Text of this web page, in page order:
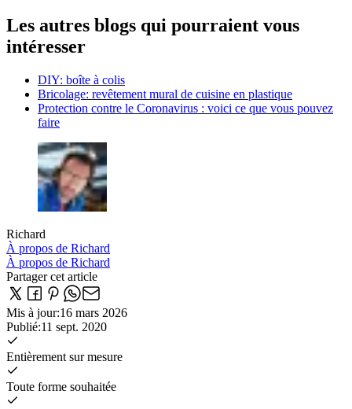
Les autres blogs qui pourraient vous
intéresser
DIY: boîte à colis
Bricolage: revêtement mural de cuisine en plastique
Protection contre le Coronavirus : voici ce que vous pouvez
faire
Richard
À propos de Richard
À propos de Richard
Partager cet article
Mis à jour:16 mars 2026
Publié:11 sept. 2020
Entièrement sur mesure
Toute forme souhaitée